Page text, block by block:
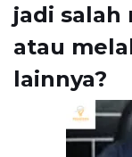
jadi salah
atau
lainnya?